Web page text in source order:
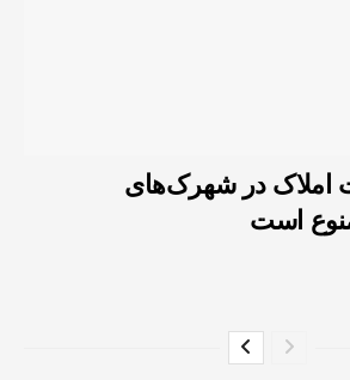
املاک در شهرک‌های
است